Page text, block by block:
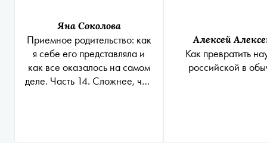
Яна Соколова
Приемное родительство: как
я себе его представляла и
как все оказалось на самом
деле. Часть 14. Сложнее, чем
Алексей
Как превратить
российской в